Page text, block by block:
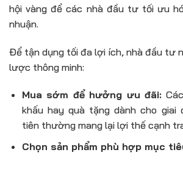
hội vàng để các nhà đầu tư tối ưu
nhuận.
Để tận dụng tối đa lợi ích, nhà đầu tư
lược thông minh:
Mua sớm để hưởng ưu đãi:
khấu hay quà tặng dành cho giai
tiên thường mang lại lợi thế cạnh
Chọn sản phẩm phù hợp mục